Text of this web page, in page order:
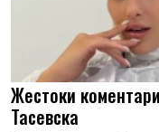
Жестоки
Тасевска